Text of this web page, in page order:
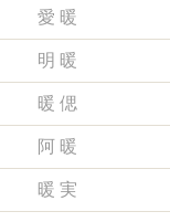
愛 暖
明 暖
暖 偲
阿 暖
暖 実